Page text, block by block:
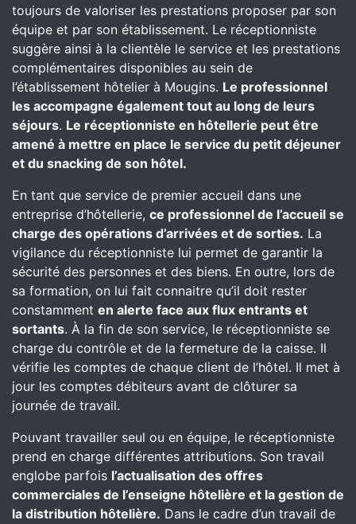
toujours de valoriser les prestations proposer par son
équipe et par son établissement. Le réceptionniste
suggère ainsi à la clientèle le service et les prestations
complémentaires disponibles au sein de
l’établissement hôtelier à Mougins. Le professionnel
les accompagne également tout au long de leurs
séjours. Le réceptionniste en hôtellerie peut être
amené à mettre en place le service du petit déjeuner
et du snacking de son hôtel.
En tant que service de premier accueil dans une
entreprise d’hôtellerie, ce professionnel de l’accueil se
charge des opérations d’arrivées et de sorties. La
vigilance du réceptionniste lui permet de garantir la
sécurité des personnes et des biens. En outre, lors de
sa formation, on lui fait connaitre qu’il doit rester
constamment en alerte face aux flux entrants et
sortants. À la fin de son service, le réceptionniste se
charge du contrôle et de la fermeture de la caisse. Il
vérifie les comptes de chaque client de l’hôtel. Il met à
jour les comptes débiteurs avant de clôturer sa
journée de travail.
Pouvant travailler seul ou en équipe, le réceptionniste
prend en charge différentes attributions. Son travail
englobe parfois l’actualisation des offres
commerciales de l’enseigne hôtelière et la gestion de
la distribution hôtelière. Dans le cadre d’un travail de